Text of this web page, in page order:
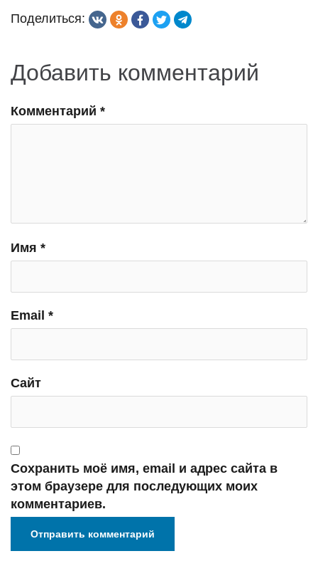
Поделиться:
Добавить комментарий
Комментарий *
Имя *
Email *
Сайт
Сохранить моё имя, email и адрес сайта в
этом браузере для последующих моих
комментариев.